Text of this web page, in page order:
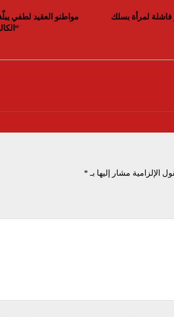
فاشلة لمرأة بسلك
مواطنو العقيد لطفي
الإلزامية مشار إليها بـ *